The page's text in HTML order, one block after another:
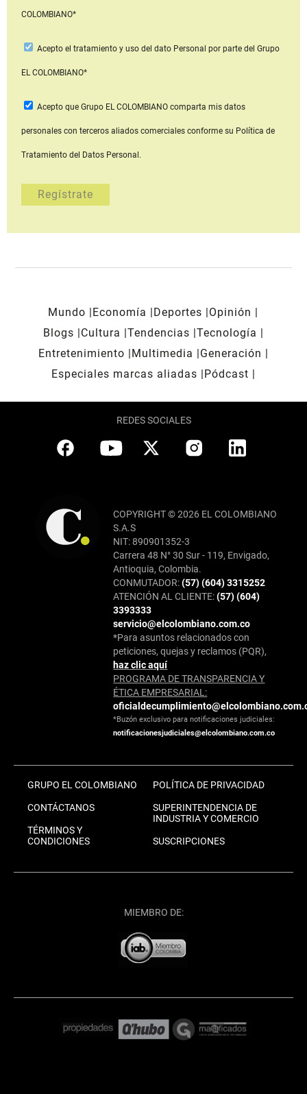
COLOMBIANO*
Acepto el tratamiento y uso del dato Personal por parte del Grupo
EL COLOMBIANO*
Acepto que Grupo EL COLOMBIANOcomparta mis datos
personales con terceros aliados comerciales conforme su Política de
Tratamiento del Datos Personal.
Mundo Economía Deportes
Opinión
Blogs
Cultura Tendencias Tecnología
Entretenimiento
Multimedia
Generación
Especiales marcas aliadas
Pódcast
REDES SOCIALES
COPYRIGHT © 2026 EL COLOMBIANO
S.A.S
NIT: 890901352-3
Carrera 48 N° 30 Sur - 119, Envigado,
Antioquia, Colombia.
CONMUTADOR:(57) (604) 3315252
ATENCIÓN AL CLIENTE:(57) (604)
3393333
servicio@elcolombiano.com.co
*Para asuntos relacionados con
peticiones, quejas y reclamos (PQR),
haz clic aquí
PROGRAMA DE TRANSPARENCIA Y
ÉTICA EMPRESARIAL:
*Buzón exclusivo para notificaciones judiciales:
notificacionesjudiciales@elcolombiano.com.co
GRUPO EL COLOMBIANO
CONTÁCTANOS
TÉRMINOS Y
CONDICIONES
POLÍTICA DE PRIVACIDAD
SUPERINTENDENCIA DE
INDUSTRIA Y COMERCIO
SUSCRIPCIONES
MIEMBRO DE: